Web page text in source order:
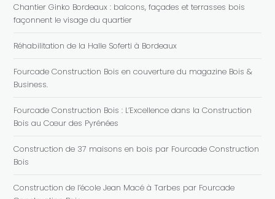
Chantier Ginko Bordeaux : balcons, façades et terrasses bois
façonnent le visage du quartier
Réhabilitation de la Halle Soferti à Bordeaux
Fourcade Construction Bois en couverture du magazine Bois &
Business.
Fourcade Construction Bois : L’Excellence dans la Construction
Bois au Cœur des Pyrénées
Construction de 37 maisons en bois par Fourcade Construction
Bois
Construction de l’école Jean Macé à Tarbes par Fourcade